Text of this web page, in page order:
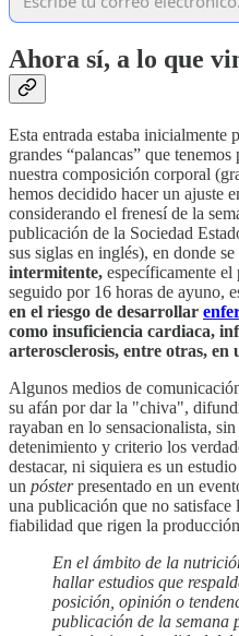
Ahora sí, a lo que
Esta entrada estaba inicialmente
grandes “palancas” que
nuestra composición corporal
hemos decidido hacer un ajuste
considerando el frenesí de la
publicación de la Sociedad
sus siglas en inglés), en donde
intermitente, específicamente el
seguido por 16 horas de ayuno,
en el riesgo de desarrollar
como insuficiencia cardiaca,
arterosclerosis, entre otras, en
Algunos medios de
su afán por dar la "chiva",
rayaban en lo sensacionalista,
detenimiento y criterio los
destacar, ni siquiera es un
un pósterpresentado en un
una publicación que no satisface
fiabilidad que rigen la
En el ámbito de la
hallar estudios que
posición, opinión o
publicación de la semana